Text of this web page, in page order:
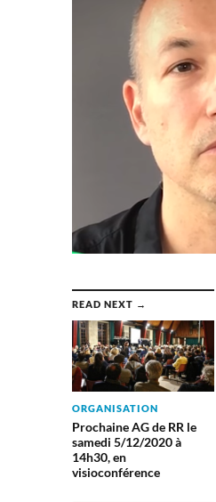
READ NEXT →
ORGANISATION
Prochaine AG de RR le
samedi 5/12/2020 à
14h30, en
visioconférence